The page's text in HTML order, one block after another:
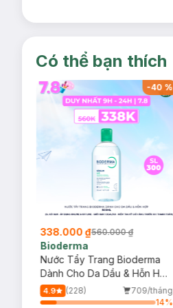
Có thể bạn thích
-40 %
338.000 ₫560.000 ₫
Bioderma
Nước Tẩy Trang Bioderma
Dành Cho Da Dầu & Hỗn Hợp
500ml
4.9 (228)
709/tháng
14%